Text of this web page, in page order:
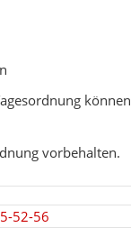
vorbehalten.